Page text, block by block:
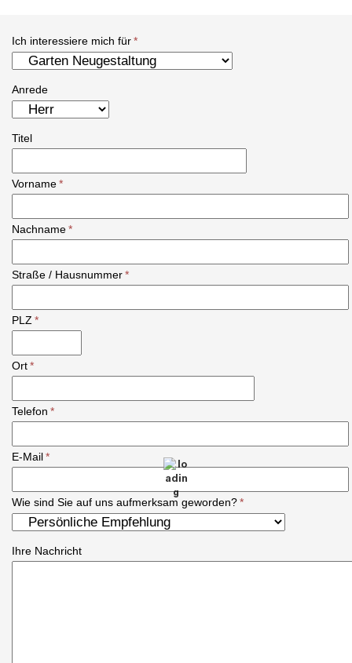
Ich interessiere mich für*
Anrede
Titel
Vorname*
Nachname*
Straße / Hausnummer*
PLZ *
Ort*
Telefon *
E-Mail*
Wie sind Sie auf uns aufmerksam geworden?*
Ihre Nachricht